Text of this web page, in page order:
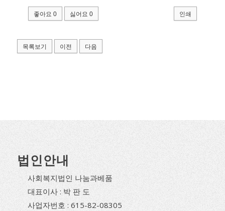
좋아요 0 싫어요 0 인쇄
목록보기 이전 다음
법인안내
사회복지법인 나눔과베품
대표이사 : 박 판 도
사업자번호 : 615-82-08305